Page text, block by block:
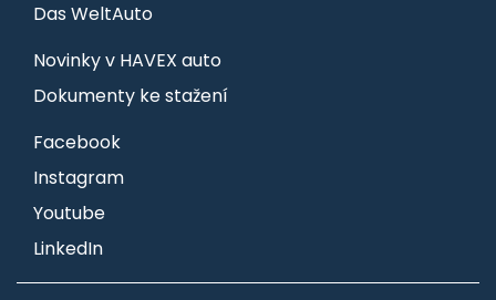
Das WeltAuto
Novinky v HAVEX auto
Dokumenty ke stažení
Facebook
Instagram
Youtube
LinkedIn